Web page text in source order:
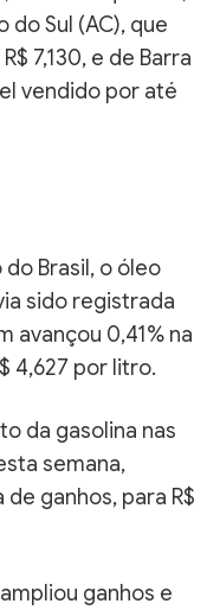
Sul (AC), que
7,130, e de Barra
vendido por até
Brasil, o óleo
sido registrada
avançou 0,41% na
4,627 por litro.
da gasolina nas
semana,
ganhos, para R$
ganhos e